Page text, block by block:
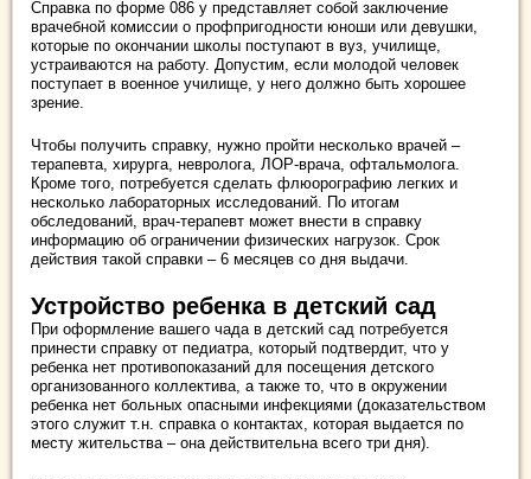
Справка по форме 086 у представляет собой заключение
врачебной комиссии о профпригодности юноши или девушки,
которые по окончании школы поступают в вуз, училище,
устраиваются на работу. Допустим, если молодой человек
поступает в военное училище, у него должно быть хорошее
зрение.
Чтобы получить справку, нужно пройти несколько врачей –
терапевта, хирурга, невролога, ЛОР-врача, офтальмолога.
Кроме того, потребуется сделать флюорографию легких и
несколько лабораторных исследований. По итогам
обследований, врач-терапевт может внести в справку
информацию об ограничении физических нагрузок. Срок
действия такой справки – 6 месяцев со дня выдачи.
Устройство ребенка в детский сад
При оформление вашего чада в детский сад потребуется
принести справку от педиатра, который подтвердит, что у
ребенка нет противопоказаний для посещения детского
организованного коллектива, а также то, что в окружении
ребенка нет больных опасными инфекциями (доказательством
этого служит т.н. справка о контактах, которая выдается по
месту жительства – она действительна всего три дня).